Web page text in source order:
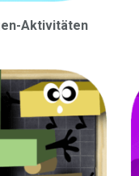
Aktivitäten